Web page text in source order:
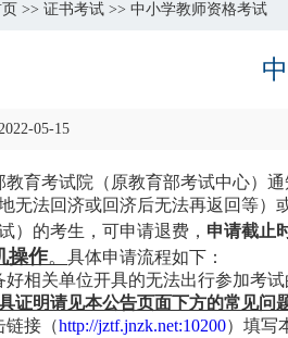
>> 证书考试 >> 中小学教师资格考试
05-15
育考试院（原教育部考试中心）通
无法回济或回济后无法再返回等）
）的考生，可申请退费， 申请截止
操作。 具体申请流程如下：
相关单位开具的无法出行参加考试
证明请见本公告页面下方的常见问题
接（http://jztf.jnzk.net:10200）填写